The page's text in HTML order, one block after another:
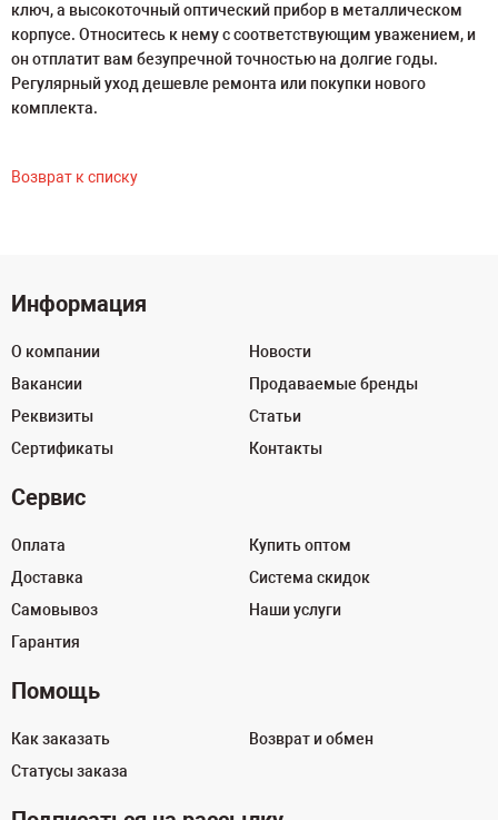
ключ, а высокоточный оптический прибор в металлическом
корпусе. Относитесь к нему с соответствующим уважением, и
он отплатит вам безупречной точностью на долгие годы.
Регулярный уход дешевле ремонта или покупки нового
комплекта.
Возврат к списку
Информация
О компании
Вакансии
Реквизиты
Сертификаты
Новости
Продаваемые бренды
Статьи
Контакты
Сервис
Оплата
Доставка
Самовывоз
Гарантия
Купить оптом
Система скидок
Наши услуги
Помощь
Как заказать
Статусы заказа
Возврат и обмен